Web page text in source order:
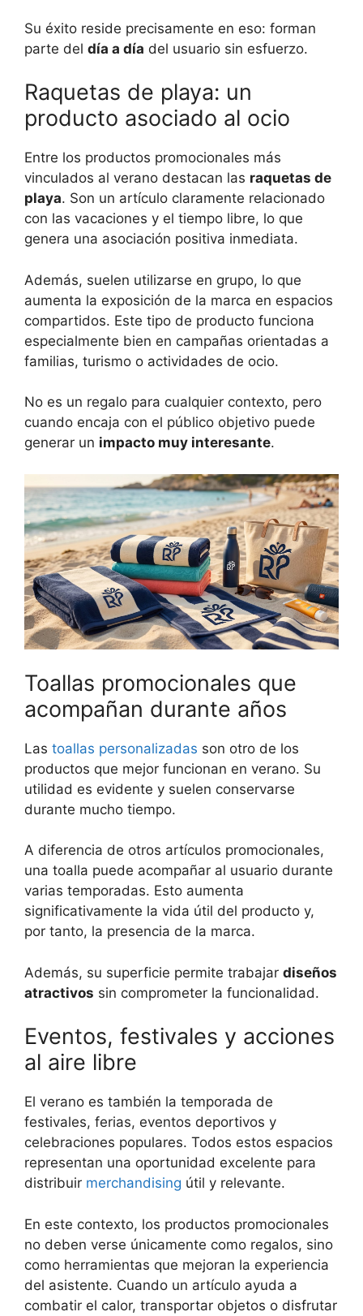
Su éxito reside precisamente en eso: forman
parte del día a día del usuario sin esfuerzo.
Raquetas de playa: un
producto asociado al ocio
Entre los productos promocionales más
vinculados al verano destacan las raquetas de
playa. Son un artículo claramente relacionado
con las vacaciones y el tiempo libre, lo que
genera una asociación positiva inmediata.
Además, suelen utilizarse en grupo, lo que
aumenta la exposición de la marca en espacios
compartidos. Este tipo de producto funciona
especialmente bien en campañas orientadas a
familias, turismo o actividades de ocio.
No es un regalo para cualquier contexto, pero
cuando encaja con el público objetivo puede
generar un impacto muy interesante.
Toallas promocionales que
acompañan durante años
Las toallas personalizadas son otro de los
productos que mejor funcionan en verano. Su
utilidad es evidente y suelen conservarse
durante mucho tiempo.
A diferencia de otros artículos promocionales,
una toalla puede acompañar al usuario durante
varias temporadas. Esto aumenta
significativamente la vida útil del producto y,
por tanto, la presencia de la marca.
Además, su superficie permite trabajar diseños
atractivos sin comprometer la funcionalidad.
Eventos, festivales y acciones
al aire libre
El verano es también la temporada de
festivales, ferias, eventos deportivos y
celebraciones populares. Todos estos espacios
representan una oportunidad excelente para
distribuir merchandising útil y relevante.
En este contexto, los productos promocionales
no deben verse únicamente como regalos, sino
como herramientas que mejoran la experiencia
del asistente. Cuando un artículo ayuda a
combatir el calor, transportar objetos o disfrutar